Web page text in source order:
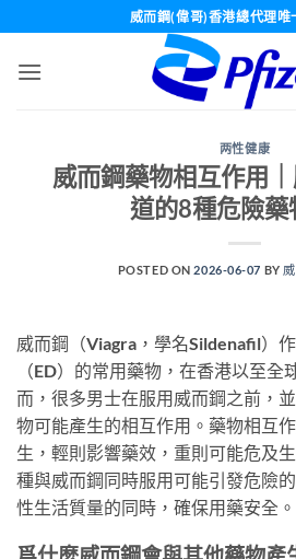
content
威而鋼(偉哥)香港總代理唯
两性健康
威而鋼藥物相互作用
道的8種危險藥
POSTED ON2026-06-07 BY
威而鋼（Viagra，學名Sildenafil）
（ED）的常用藥物，在香港以至全
而，很多男士在服用威而鋼之前，
物可能產生的相互作用。藥物相互
生，輕則影響藥效，重則可能危及
種與威而鋼同時服用可能引發危險
性生活質量的同時，確保用藥安全。